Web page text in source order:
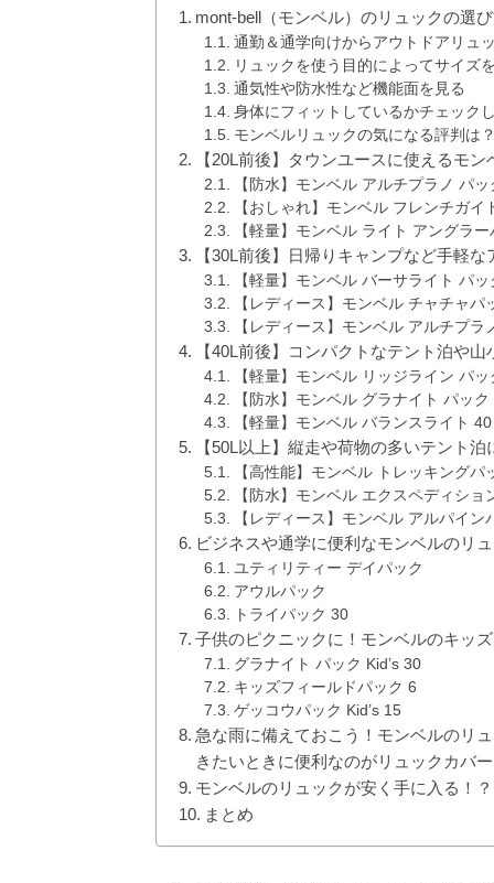
mont-bell（モンベル）のリュックの選
通勤＆通学向けからアウトドアリュ
リュックを使う目的によってサイズ
通気性や防水性など機能面を見る
身体にフィットしているかチェック
モンベルリュックの気になる評判は
【20L前後】タウンユースに使えるモ
【防水】モンベル アルチプラノ パッ
【おしゃれ】モンベル フレンチガイ
【軽量】モンベル ライト アングラー
【30L前後】日帰りキャンプなど手軽
【軽量】モンベル バーサライト パッ
【レディース】モンベル チャチャパ
【レディース】モンベル アルチプラ
【40L前後】コンパクトなテント泊や山
【軽量】モンベル リッジライン パッ
【防水】モンベル グラナイト パック
【軽量】モンベル バランスライト 40
【50L以上】縦走や荷物の多いテント泊
【高性能】モンベル トレッキングパ
【防水】モンベル エクスペディショ
【レディース】モンベル アルパイン
ビジネスや通学に便利なモンベルのリ
ユティリティー デイパック
アウルパック
トライパック 30
子供のピクニックに！モンベルのキッ
グラナイト パック Kid’s 30
キッズフィールドパック 6
ゲッコウパック Kid’s 15
急な雨に備えておこう！モンベルのリ
きたいときに便利なのがリュックカバ
モンベルのリュックが安く手に入る！
まとめ